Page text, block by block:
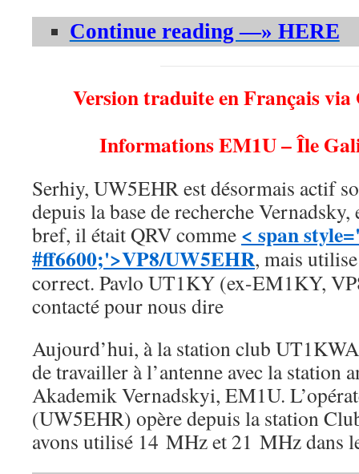
Continue reading —» HERE
Version traduite en Français via
Informations EM1U – Île
Serhiy, UW5EHR est désormais actif
depuis la base de recherche
bref, il était QRV comme < span
#ff6600;'>VP8/UW5EHR, mais
correct. Pavlo UT1KY (ex-EM1KY,
contacté pour nous dire
Aujourd’hui, à la station club
de travailler à l’antenne avec la station
Akademik Vernadskyi, EM1U.
(UW5EHR) opère depuis la station
avons utilisé 14 MHz et 21 MHz dans